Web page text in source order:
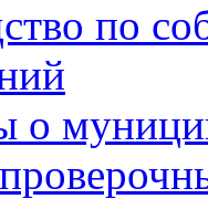
по
о